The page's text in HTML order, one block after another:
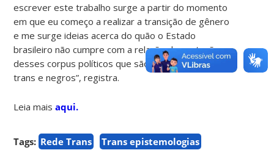
escrever este trabalho surge a partir do momento
em que eu começo a realizar a transição de gênero
e me surge ideias acerca do quão o Estado
brasileiro não cumpre com a relação de proteção
desses corpus políticos que são os nossos corpos
trans e negros”, registra.
Leia maisaqui.
Tags: Rede Trans Trans epistemologias